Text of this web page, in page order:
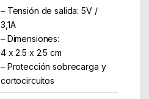
– Tensión de salida: 5V /
3,1A
– Dimensiones:
4 x 2.5 x 2.5 cm
– Protección sobrecarga y
cortocircuitos